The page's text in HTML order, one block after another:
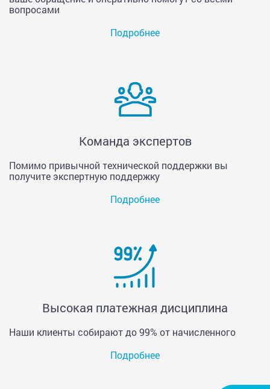
вопросами
Подробнее
Команда экспертов
Помимо привычной технической поддержки вы
получите экспертную поддержку
Подробнее
Высокая платежная дисциплина
Наши клиенты собирают до 99% от начисленного
Подробнее